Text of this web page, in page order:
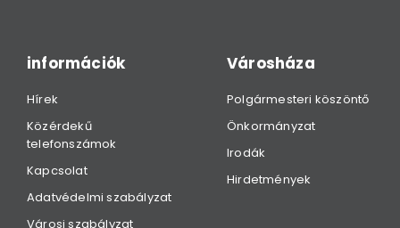
információk
Hírek
Közérdekű
telefonszámok
Kapcsolat
Adatvédelmi szabályzat
Városi szabályzat
Városháza
Polgármesteri köszöntő
Önkormányzat
Irodák
Hirdetmények